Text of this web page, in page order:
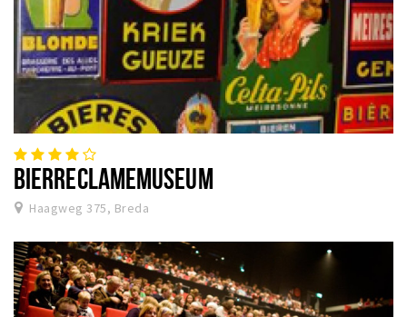
BIERRECLAMEMUSEUM
Haagweg 375, Breda